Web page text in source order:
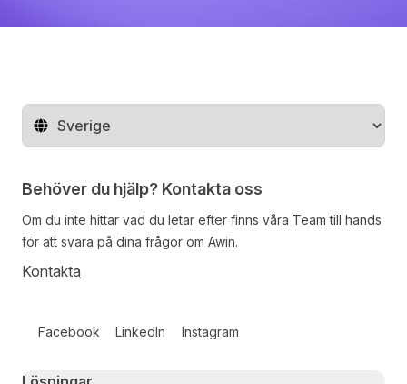
Byt land
Behöver du hjälp? Kontakta oss
Om du inte hittar vad du letar efter finns våra Team till hands
för att svara på dina frågor om Awin.
Kontakta
Facebook LinkedIn Instagram
Primary footer navigation